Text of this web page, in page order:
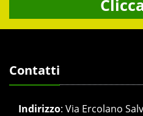
Contatti
Indirizzo: Via Ercolano